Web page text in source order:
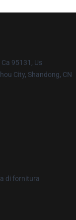
95131, Us
City, Shandong, CN
di fornitura